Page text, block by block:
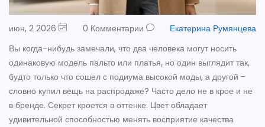
июн, 2 2026 0 Комментарии
Екатерина Румянцева
Вы когда-нибудь замечали, что два человека могут носить
одинаковую модель пальто или платья, но один выглядит так,
будто только что сошел с подиума высокой моды, а другой -
словно купил вещь на распродаже? Часто дело не в крое и не
в бренде. Секрет кроется в оттенке. Цвет обладает
удивительной способностью менять восприятие качества